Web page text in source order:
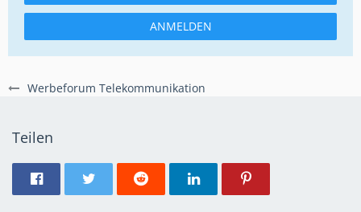
Werbeforum Telekommunikation
ANMELDEN
Teilen